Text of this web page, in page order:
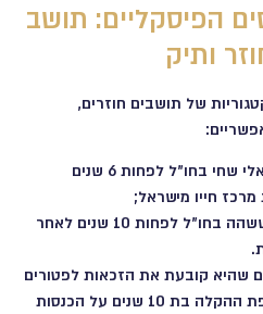
הפיסקליים: תושב
ותיק
של תושבים חוזרים,
· תושב חוזר רגיל – ישראלי שחי בחו"ל לפחות 6 שנים
חייו מישראל;
· תושב חוזר ותיק – מי ששהה בחו"ל לפחות 10 שנים לאחר
שהיא קובעת את הזכאות לפטורים
ממס, ל"שנת הסתגלות", ולתקופת ההקלה בת 10 שנים על הכנסות